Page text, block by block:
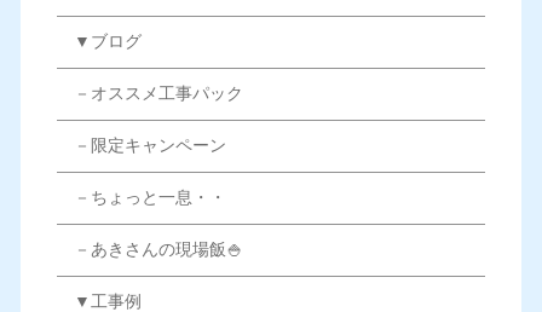
▼ブログ
－オススメ工事パック
－限定キャンペーン
－ちょっと一息・・
－あきさんの現場飯🍚
▼工事例